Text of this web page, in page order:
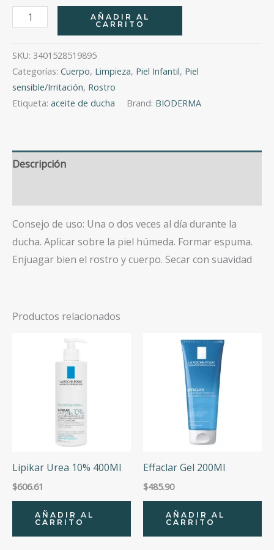
Bioderma
Atoderm
Aceite
De
Ducha
200Ml
AÑADIR AL
CARRITO
SKU: 3401528519895
Categorías: Cuerpo, Limpieza, Piel Infantil, Piel
sensible/Irritación, Rostro
Etiqueta: aceite de ducha Brand: BIODERMA
Descripción
Consejo de uso: Una o dos veces al día durante la
ducha. Aplicar sobre la piel húmeda. Formar espuma.
Enjuagar bien el rostro y cuerpo. Secar con suavidad
Productos relacionados
Lipikar Urea 10% 400Ml
$606.61
AÑADIR AL
CARRITO
Effaclar Gel 200Ml
$485.90
AÑADIR AL
CARRITO